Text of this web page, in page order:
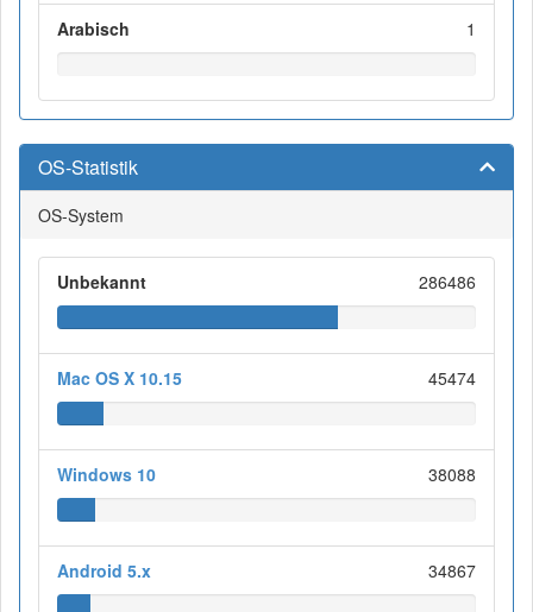
Arabisch 1
OS-Statistik
OS-System
Unbekannt 286486
Mac OS X 10.15 45474
Windows 10 38088
Android 5.x 34867